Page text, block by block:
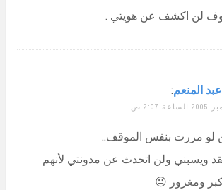
لن اكشف عن هويتي .
عبد المنعم:
لو مررت بنفس الموقف..
ويسبني ولن اتحدث عن مدونتي لأنهم
ومغرور 😐